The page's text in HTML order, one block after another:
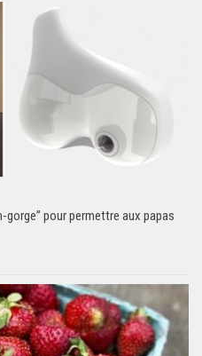
pour permettre aux papas